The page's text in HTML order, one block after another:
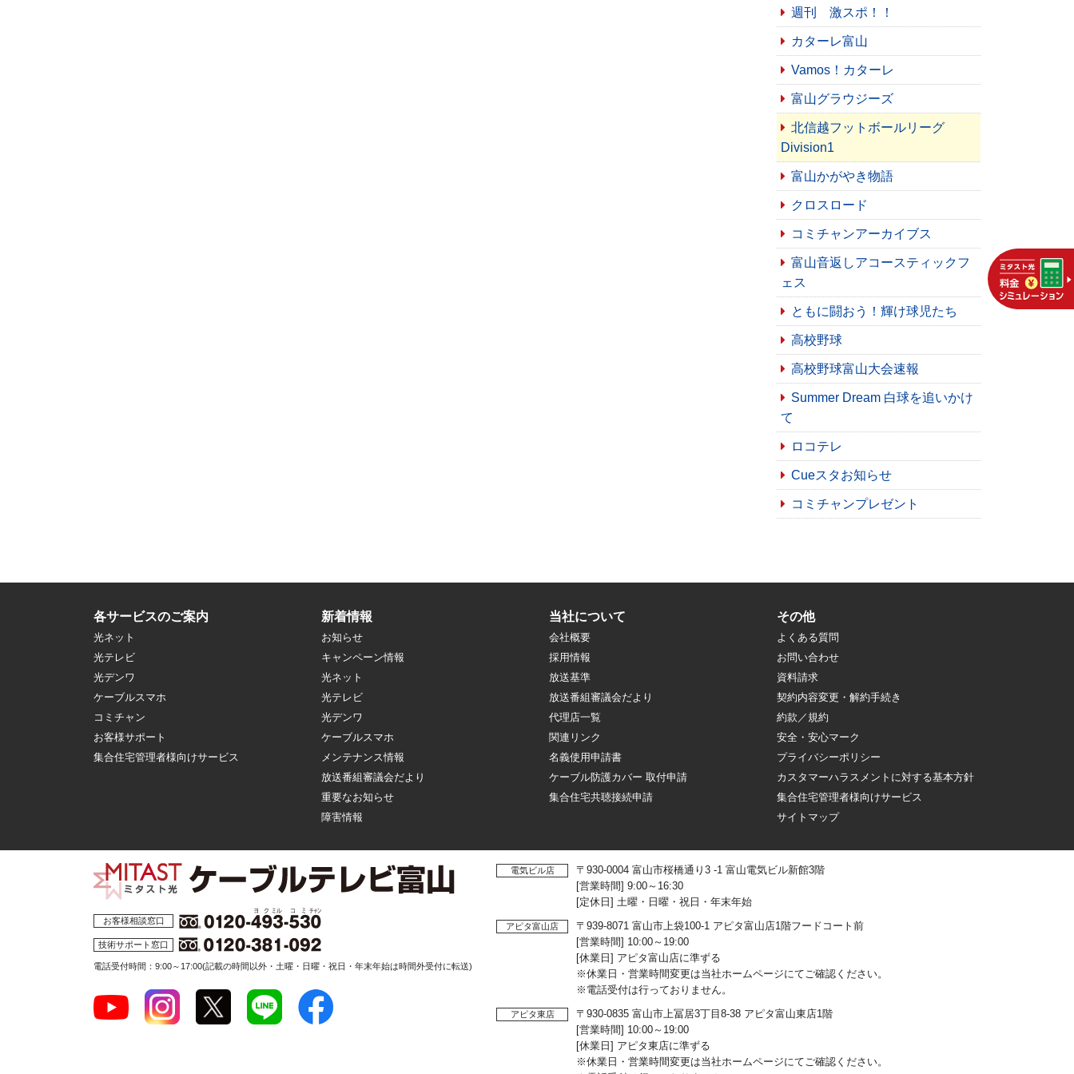
週刊 激スポ！！
カターレ富山
Vamos！カターレ
富山グラウジーズ
北信越フットボールリーグ
Division1
富山かがやき物語
クロスロード
コミチャンアーカイブス
富山音返しアコースティックフ
ェス
ともに闘おう！輝け球児たち
高校野球
高校野球富山大会速報
Summer Dream 白球を追いかけ
て
ロコテレ
Cueスタお知らせ
コミチャンプレゼント
各サービスのご案内
光ネット
光テレビ
光デンワ
ケーブルスマホ
コミチャン
お客様サポート
集合住宅管理者様向けサービス
新着情報
お知らせ
キャンペーン情報
光ネット
光テレビ
光デンワ
ケーブルスマホ
メンテナンス情報
放送番組審議会だより
重要なお知らせ
障害情報
当社について
会社概要
採用情報
放送基準
放送番組審議会だより
代理店一覧
関連リンク
名義使用申請書
ケーブル防護カバー 取付申請
集合住宅共聴接続申請
その他
よくある質問
お問い合わせ
資料請求
契約内容変更・解約手続き
約款／規約
安全・安心マーク
プライバシーポリシー
カスタマーハラスメントに対する基本方針
集合住宅管理者様向けサービス
サイトマップ
お客様相談窓口
技術サポート窓口
電話受付時間：9:00～17:00(記載の時間以外・土曜・日曜・祝日・年末年始は時間外受付に転送)
電気ビル店
〒930-0004 富山市桜橋通り3 -1 富山電気ビル新館3階
[営業時間] 9:00～16:30
[定休日] 土曜・日曜・祝日・年末年始
アピタ富山店
〒939-8071 富山市上袋100-1 アピタ富山店1階フードコート前
[営業時間] 10:00～19:00
[休業日] アピタ富山店に準ずる
※休業日・営業時間変更は当社ホームページにてご確認ください。
※電話受付は行っておりません。
アピタ東店
〒930-0835 富山市上冨居3丁目8-38 アピタ富山東店1階
[営業時間] 10:00～19:00
[休業日] アピタ東店に準ずる
※休業日・営業時間変更は当社ホームページにてご確認ください。